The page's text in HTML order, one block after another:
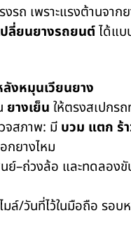
งรถ เพราะแรงต้านจา
ปลี่ยนยางรถยนต์ได้แบ
งหมุนเวียนยาง
ยางเย็น ให้ตรงสเปกร
จสภาพ: มี บวม แตก ร้
กยางไหม
ย์–ถ่วงล้อ และทดลอง
มล์/วันที่ไว้ในมือถือ รอบ